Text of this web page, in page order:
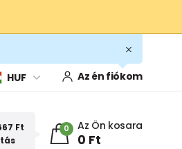
HUF Az én fiókom
Ft
0 Az Ön kosara
0 Ft